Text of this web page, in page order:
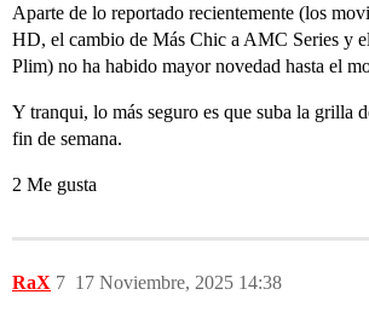
Aparte de lo reportado recientemente (los
HD, el cambio de Más Chic a AMC Series y
Plim) no ha habido mayor novedad hasta el
Y tranqui, lo más seguro es que suba la grilla
fin de semana.
2 Me gusta
RaX 17 Noviembre, 2025 14:38
7